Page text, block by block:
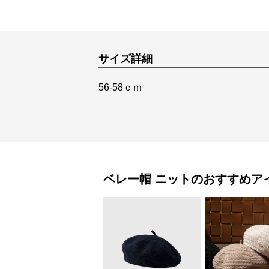
サイズ詳細
56-58ｃｍ
ベレー帽 ニットのおすすめア